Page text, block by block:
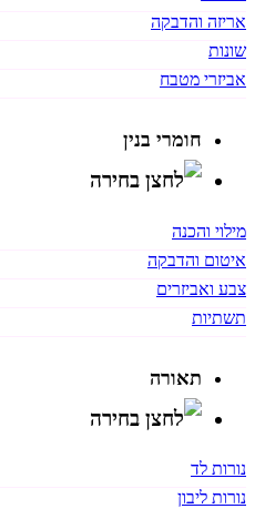
אריזה והדבקה
שונות
אביזרי מטבח
חומרי בנין
מילוי והכנה
איטום והדבקה
צבע ואביזרים
תשתיות
תאורה
נורות לד
נורות ליבון